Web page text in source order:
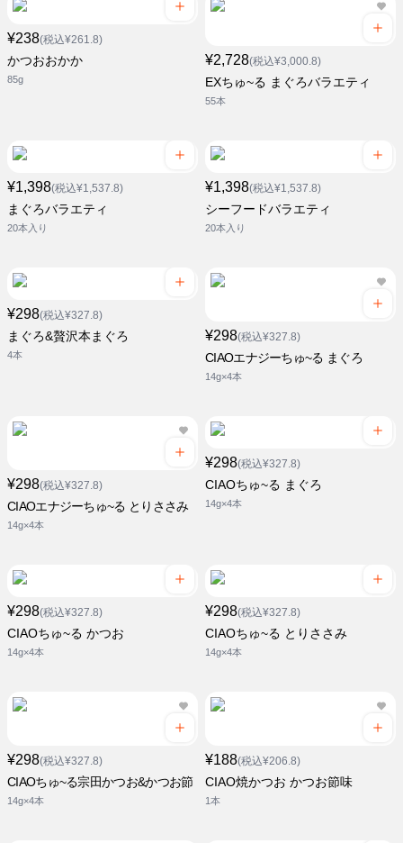
¥238(税込¥261.8)
かつおおかか
85g
¥2,728(税込¥3,000.8)
EXちゅ~る まぐろバラエティ
55本
¥1,398(税込¥1,537.8)
まぐろバラエティ
20本入り
¥1,398(税込¥1,537.8)
シーフードバラエティ
20本入り
¥298(税込¥327.8)
まぐろ&贅沢本まぐろ
4本
¥298(税込¥327.8)
CIAOエナジーちゅ~る まぐろ
14g×4本
¥298(税込¥327.8)
CIAOエナジーちゅ~る とりささみ
14g×4本
¥298(税込¥327.8)
CIAOちゅ~る まぐろ
14g×4本
¥298(税込¥327.8)
CIAOちゅ~る かつお
14g×4本
¥298(税込¥327.8)
CIAOちゅ~る とりささみ
14g×4本
¥298(税込¥327.8)
CIAOちゅ~る宗田かつお&かつお節
14g×4本
¥188(税込¥206.8)
CIAO焼かつお かつお節味
1本